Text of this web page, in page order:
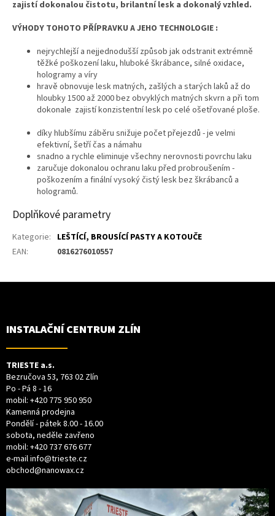
zajistí dokonalou čistotu, brilantní lesk a dokonalý vzhled.
VÝHODY TOHOTO PŘÍPRAVKU A JEHO TECHNOLOGIE :
nejrychlejší a nejjednodušší způsob jak odstranit extrémně
těžké poškození laku, hluboké škrábance, silné oxidace,
hologramy a víry
hravě obnovuje lesk matných, zašlých a starých laků až do
hloubky 1500 až 2000 bez obvyklých matných skvrn a při tom
dokonale zajistí konzistentní lesk po celé ošetřované ploše.
díky hlubšímu záběru snižuje počet přejezdů - je velmi
efektivní, šetří čas a námahu
snadno a rychle eliminuje všechny nerovnosti povrchu laku
zaručuje dokonalou ochranu laku před probroušením -
poškozením a finální vysoký čistý lesk bez škrábanců a
hologramů.
Doplňkové parametry
Kategorie: LEŠTÍCÍ, BROUSÍCÍ PASTY A KOTOUČE
EAN: 0816276010557
Z
INSTALAČNÍ CENTRUM ZLÍN
TRIESTE a.s.
Bezručova 53, 763 02 Zlín
Po - Pá 8 - 16
mobil: +420 775 950 950
Kamenná prodejna
Pondělí - pátek 8.00 - 16.00
sobota, neděle zavřeno
mobil: +420 737 676 677
e-mailinfo@trieste.cz
obchod@nanowax.cz